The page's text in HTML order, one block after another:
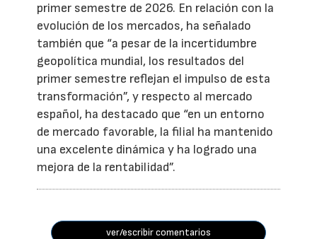
primer semestre de 2026. En relación con la
evolución de los mercados, ha señalado
también que “a pesar de la incertidumbre
geopolítica mundial, los resultados del
primer semestre reflejan el impulso de esta
transformación”, y respecto al mercado
español, ha destacado que “en un entorno
de mercado favorable, la filial ha mantenido
una excelente dinámica y ha logrado una
mejora de la rentabilidad”.
ver/escribir comentarios